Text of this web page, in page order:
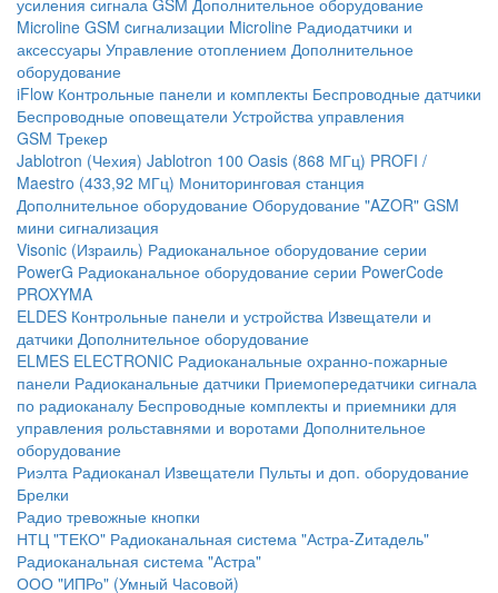
усиления сигнала GSM Дополнительное оборудование
Microline GSM cигнализации Microline Радиодатчики и
аксессуары Управление отоплением Дополнительное
оборудование
iFlow Контрольные панели и комплекты Беспроводные датчики
Беспроводные оповещатели Устройства управления
GSM Трекер
Jablotron (Чехия) Jablotron 100 Oasis (868 МГц) PROFI /
Maestro (433,92 МГц) Мониторинговая станция
Дополнительное оборудование Оборудование "AZOR" GSM
мини сигнализация
Visonic (Израиль) Радиоканальное оборудование серии
PowerG Радиоканальное оборудование серии PowerCode
PROXYMA
ELDES Контрольные панели и устройства Извещатели и
датчики Дополнительное оборудование
ELMES ELECTRONIC Радиоканальные охранно-пожарные
панели Радиоканальные датчики Приемопередатчики сигнала
по радиоканалу Беспроводные комплекты и приемники для
управления рольставнями и воротами Дополнительное
оборудование
Риэлта Радиоканал Извещатели Пульты и доп. оборудование
Брелки
Радио тревожные кнопки
НТЦ "ТЕКО" Радиоканальная система "Астра-Zитадель"
Радиоканальная система "Астра"
ООО "ИПРо" (Умный Часовой)